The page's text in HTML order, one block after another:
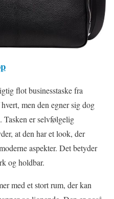
flot businesstaske fra
men den egner sig dog
er selvfølgelig
at den har et look, der
aspekter. Det betyder
og holdbar.
med et stort rum, der kan